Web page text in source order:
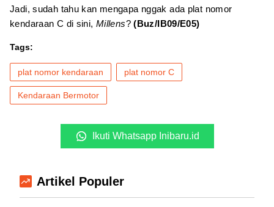
Jadi, sudah tahu kan mengapa nggak ada plat nomor
kendaraan C di sini, Millens?(Buz/IB09/E05)
Tags:
plat nomor kendaraan plat nomor C
Kendaraan Bermotor
Ikuti Whatsapp Inibaru.id
Artikel Populer